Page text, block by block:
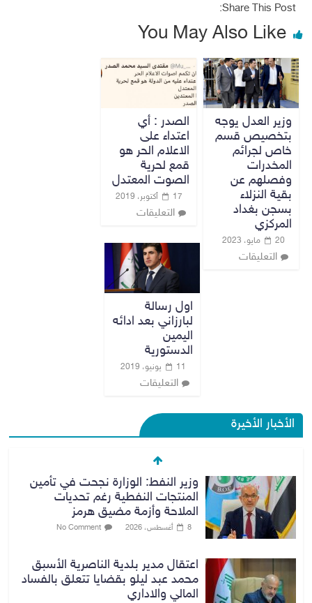
Share This Post:
You May Also Like
وزير العدل يوجه
بتخصيص قسم
خاص لجرائم
المخدرات
وفصلهم عن
بقية النزلاء
بسجن بغداد
المركزي
20 مايو، 2023
التعليقات
الصدر : أي
اعتداء على
الاعلام الحر هو
قمع لحرية
الصوت المعتدل
17 أكتوبر، 2019
التعليقات
اول رسالة
لبارزاني بعد ادائه
اليمين
الدستورية
11 يونيو، 2019
التعليقات
الأخبار الأخيرة
وزير النفط: الوزارة نجحت في تأمين
المنتجات النفطية رغم تحديات
الملاحة وأزمة مضيق هرمز
8 أغسطس، 2026 No Comment
اعتقال مدير بلدية الناصرية الأسبق
محمد عبد ليلو بقضايا تتعلق بالفساد
المالي والاداري